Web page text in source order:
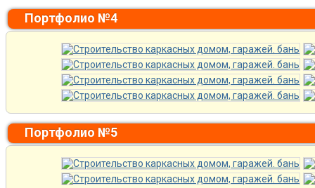
Портфолио №4
Портфолио №5